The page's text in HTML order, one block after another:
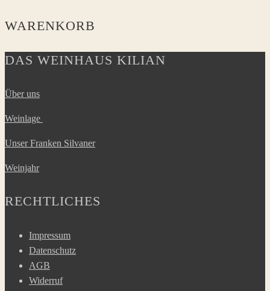
WARENKORB
DAS WEINHAUS KILIAN
Über uns
Weinlage
Unser Franken Silvaner
Weinjahr
RECHTLICHES
Impressum
Datenschutz
AGB
Widerruf